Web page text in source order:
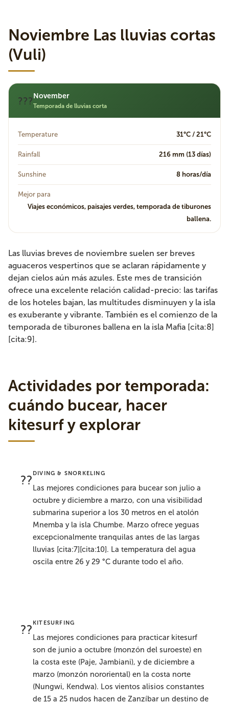
Noviembre Las lluvias cortas
(Vuli)
???November
Temporada de lluvias corta
Temperature 31°C / 21°C
Rainfall 216 mm (13 días)
Sunshine 8 horas/día
Mejor para
Viajes económicos, paisajes verdes, temporada de tiburones
ballena.
Las lluvias breves de noviembre suelen ser breves
aguaceros vespertinos que se aclaran rápidamente y
dejan cielos aún más azules. Este mes de transición
ofrece una excelente relación calidad-precio: las tarifas
de los hoteles bajan, las multitudes disminuyen y la isla
es exuberante y vibrante. También es el comienzo de la
temporada de tiburones ballena en la isla Mafia [cita:8]
[cita:9].
Actividades por temporada:
cuándo bucear, hacer
kitesurf y explorar
?? DIVING & SNORKELING
Las mejores condiciones para bucear son julio a
octubre y diciembre a marzo, con una visibilidad
submarina superior a los 30 metros en el atolón
Mnemba y la isla Chumbe. Marzo ofrece yeguas
excepcionalmente tranquilas antes de las largas
lluvias [cita:7][cita:10]. La temperatura del agua
oscila entre 26 y 29 °C durante todo el año.
?? KITESURFING
Las mejores condiciones para practicar kitesurf
son de junio a octubre (monzón del suroeste) en
la costa este (Paje, Jambiani), y de diciembre a
marzo (monzón nororiental) en la costa norte
(Nungwi, Kendwa). Los vientos alisios constantes
de 15 a 25 nudos hacen de Zanzíbar un destino de